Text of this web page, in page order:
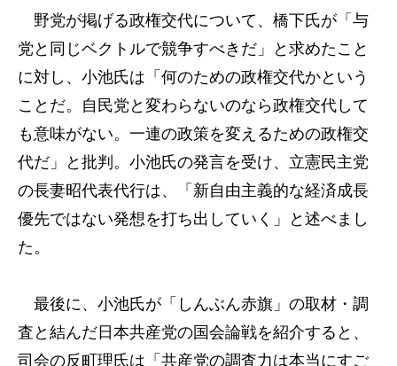
野党が掲げる政権交代について、橋下氏が「与
党と同じベクトルで競争すべきだ」と求めたこと
に対し、小池氏は「何のための政権交代かという
ことだ。自民党と変わらないのなら政権交代して
も意味がない。一連の政策を変えるための政権交
代だ」と批判。小池氏の発言を受け、立憲民主党
の長妻昭代表代行は、「新自由主義的な経済成長
優先ではない発想を打ち出していく」と述べまし
た。
最後に、小池氏が「しんぶん赤旗」の取材・調
査と結んだ日本共産党の国会論戦を紹介すると、
司会の反町理氏は「共産党の調査力は本当にすご